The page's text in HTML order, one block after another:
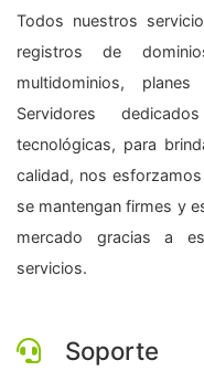
Todos nuestros
registros de
multidominios,
Servidores
tecnológicas, para
calidad, nos
se mantengan firmes y
mercado gracias a
servicios.
Soporte